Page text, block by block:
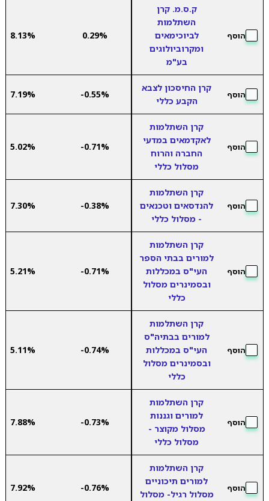
הוסף
ק.ס.מ. קרן
השתלמות
לביוכימאים
ומקרוביולוגים
בע"מ
0.29%
8.13%
הוסף
קרן החיסכון לצבא
הקבע כללי
-0.55%
7.19%
הוסף
קרן השתלמות
לאקדמאים במדעי
החברה והרוח
מסלול כללי
-0.71%
5.02%
הוסף
קרן השתלמות
להנדסאים וטכנאים
- מסלול כללי
-0.38%
7.30%
הוסף
קרן השתלמות
למורים בבתי הספר
העי"ס במכללות
ובסמינרים מסלול
כללי
-0.71%
5.21%
הוסף
קרן השתלמות
למורים בבתיה"ס
העי"ס במכללות
ובסמינרים מסלול
כללי
-0.74%
5.11%
הוסף
קרן השתלמות
למורים וגננות
מסלול מקוצר -
מסלול כללי
-0.73%
7.88%
הוסף
קרן השתלמות
למורים תיכוניים
מסלול רגיל- מסלול
-0.76%
7.92%